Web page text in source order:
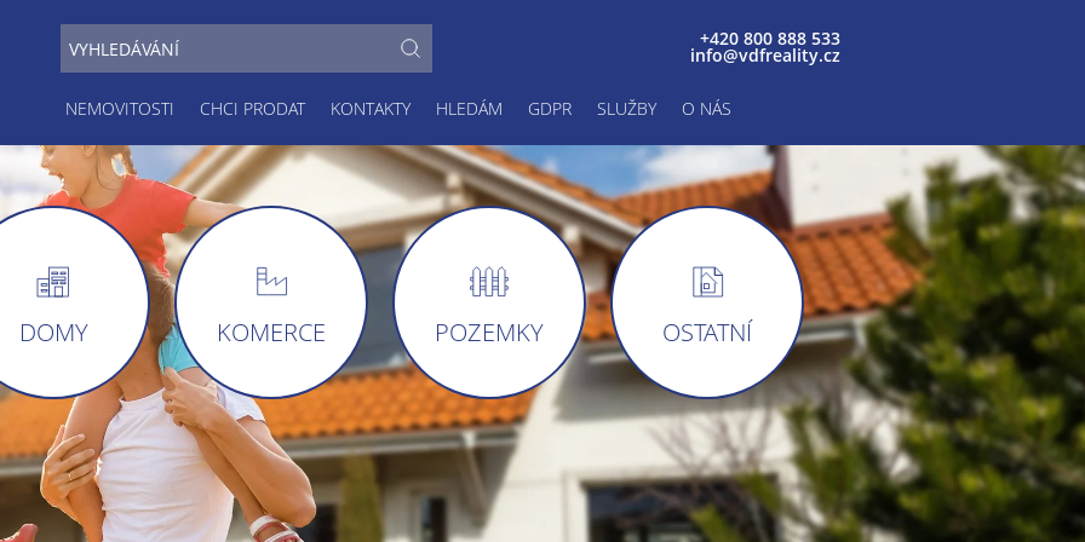
NEMOVITOSTI CHCI PRODAT KONTAKTY HLEDÁM GDPR SLUŽBY O NÁS
+420 800 888 533
info@vdfreality.cz
DOMY KOMERCE POZEMKY OSTATNÍ